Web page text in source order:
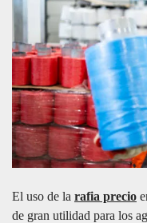
El uso de la rafia precio
de gran utilidad para los